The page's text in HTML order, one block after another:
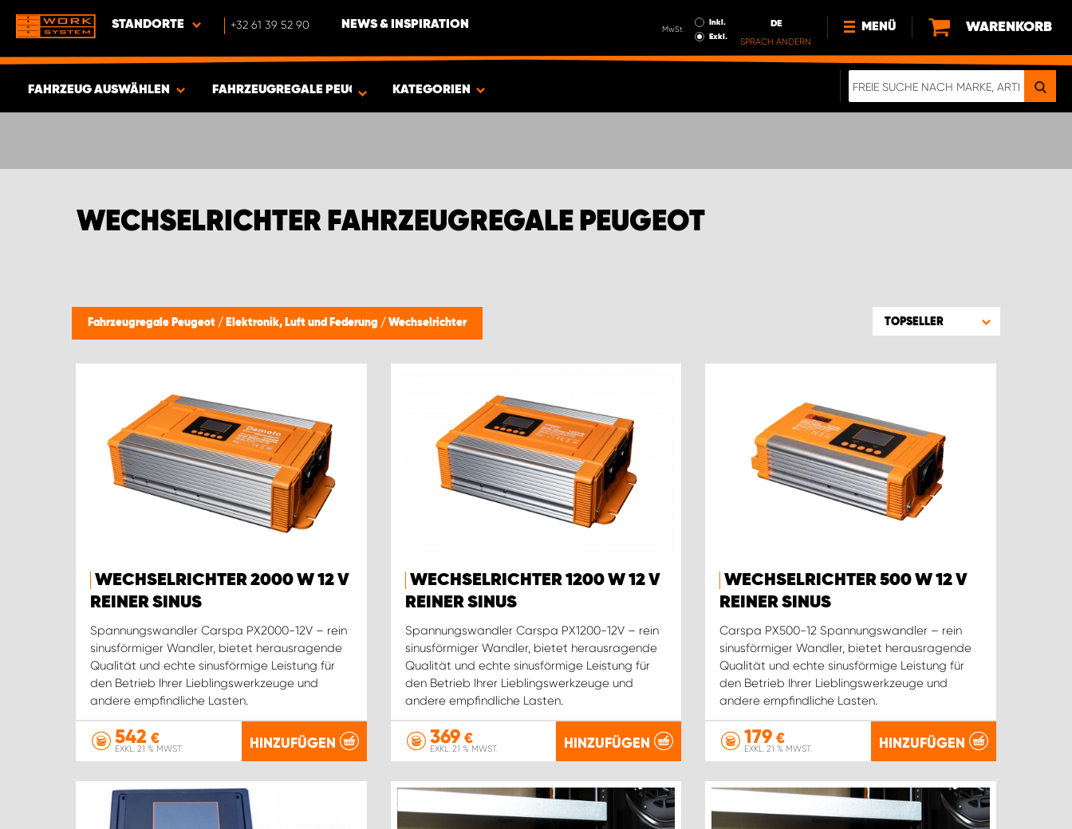
STANDORTE +32 61 39 52 90 NEWS & INSPIRATION MwSt.
Inkl.
Exkl.
DE
SPRACH ÄNDERN
MENÜ
NEWS
WARENKORB
FAHRZEUG AUSWÄHLEN FAHRZEUGREGALE PEUGEOT KATEGORIEN
WECHSELRICHTER FAHRZEUGREGALE PEUGEOT
Fahrzeugregale Peugeot / Elektronik, Luft und Federung / Wechselrichter TOPSELLER
WECHSELRICHTER 2000 W 12 V
REINER SINUS
Spannungswandler Carspa PX2000-12V – rein
sinusförmiger Wandler, bietet herausragende
Qualität und echte sinusförmige Leistung für
den Betrieb Ihrer Lieblingswerkzeuge und
andere empfindliche Lasten.
542 €
EXKL. 21 % MWST. HINZUFÜGEN
WECHSELRICHTER 1200 W 12 V
REINER SINUS
Spannungswandler Carspa PX1200-12V – rein
sinusförmiger Wandler, bietet herausragende
Qualität und echte sinusförmige Leistung für
den Betrieb Ihrer Lieblingswerkzeuge und
andere empfindliche Lasten.
369€
EXKL. 21 % MWST. HINZUFÜGEN
WECHSELRICHTER 500 W 12 V
REINER SINUS
Carspa PX500-12 Spannungswandler – rein
sinusförmiger Wandler, bietet herausragende
Qualität und echte sinusförmige Leistung für
den Betrieb Ihrer Lieblingswerkzeuge und
andere empfindliche Lasten.
179 €
EXKL. 21 % MWST. HINZUFÜGEN